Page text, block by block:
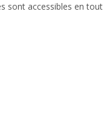
sont accessibles en